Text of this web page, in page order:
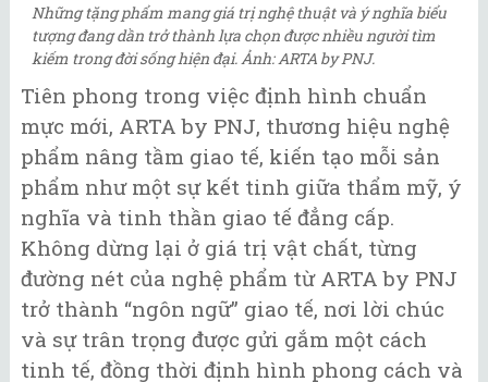
Những tặng phẩm mang giá trị nghệ thuật và ý nghĩa biểu
tượng đang dần trở thành lựa chọn được nhiều người tìm
kiếm trong đời sống hiện đại. Ảnh: ARTA by PNJ.
Tiên phong trong việc định hình chuẩn
mực mới, ARTA by PNJ, thương hiệu nghệ
phẩm nâng tầm giao tế, kiến tạo mỗi sản
phẩm như một sự kết tinh giữa thẩm mỹ, ý
nghĩa và tinh thần giao tế đẳng cấp.
Không dừng lại ở giá trị vật chất, từng
đường nét của nghệ phẩm từ ARTA by PNJ
trở thành “ngôn ngữ” giao tế, nơi lời chúc
và sự trân trọng được gửi gắm một cách
tinh tế, đồng thời định hình phong cách và